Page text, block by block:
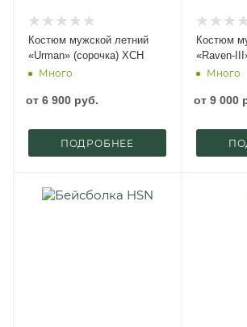
Костюм мужской летний
«Urman» (сорочка) ХСН
Много
от 6 900 руб.
ПОДРОБНЕЕ
Костюм
«Raven-
Много
от 9 000